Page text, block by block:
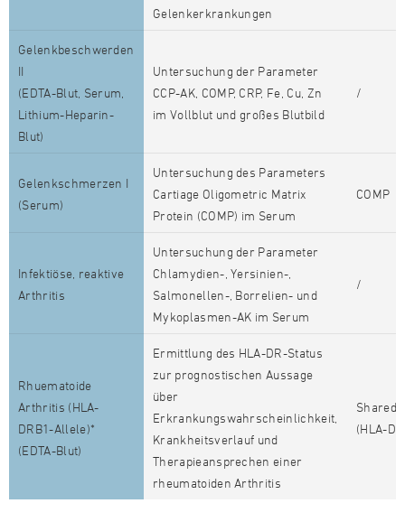
Gelenkerkrankungen
Gelenkbeschwerden
II
(EDTA-Blut, Serum,
Lithium-Heparin-
Blut)
Untersuchung der Parameter
CCP-AK, COMP, CRP, Fe, Cu, Zn
im Vollblut und großes Blutbild
/
Gelenkschmerzen I
(Serum)
Untersuchung des Parameters
Cartiage Oligometric Matrix
Protein (COMP) im Serum
COMP
Infektiöse, reaktive
Arthritis
Untersuchung der Parameter
Chlamydien-, Yersinien-,
Salmonellen-, Borrelien- und
Mykoplasmen-AK im Serum
/
Rhuematoide
Arthritis (HLA-
DRB1-Allele)*
(EDTA-Blut)
Ermittlung des HLA-DR-Status
zur prognostischen Aussage
über
Erkrankungswahrscheinlichkeit,
Krankheitsverlauf und
Therapieansprechen einer
rheumatoiden Arthritis
Shared
(HLA-